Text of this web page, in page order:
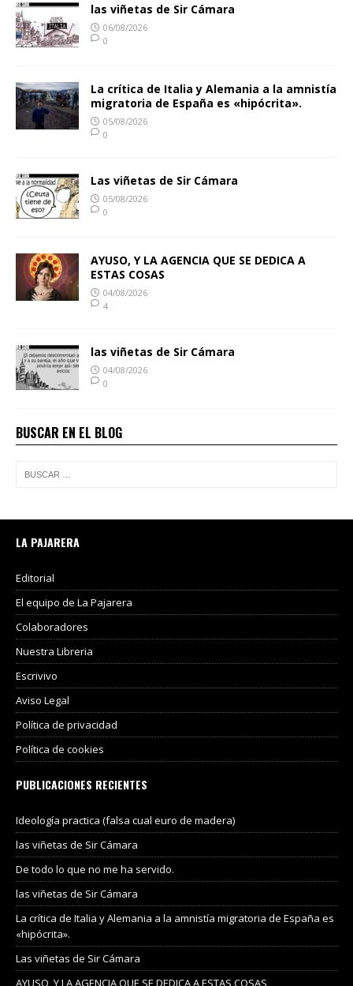
las viñetas de Sir Cámara
06/08/2026
0
La crítica de Italia y Alemania a la amnistía
migratoria de España es «hipócrita».
05/08/2026
0
Las viñetas de Sir Cámara
05/08/2026
0
AYUSO, Y LA AGENCIA QUE SE DEDICA A
ESTAS COSAS
04/08/2026
4
las viñetas de Sir Cámara
04/08/2026
0
BUSCAR EN EL BLOG
LA PAJARERA
Editorial
El equipo de La Pajarera
Colaboradores
Nuestra Libreria
Escrivivo
Aviso Legal
Política de privacidad
Política de cookies
PUBLICACIONES RECIENTES
Ideología practica (falsa cual euro de madera)
las viñetas de Sir Cámara
De todo lo que no me ha servido.
las viñetas de Sir Cámara
La crítica de Italia y Alemania a la amnistía migratoria de España es
«hipócrita».
Las viñetas de Sir Cámara
AYUSO, Y LA AGENCIA QUE SE DEDICA A ESTAS COSAS